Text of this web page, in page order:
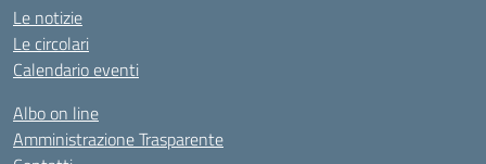
Le notizie
Le circolari
Calendario eventi
Albo on line
Amministrazione Trasparente